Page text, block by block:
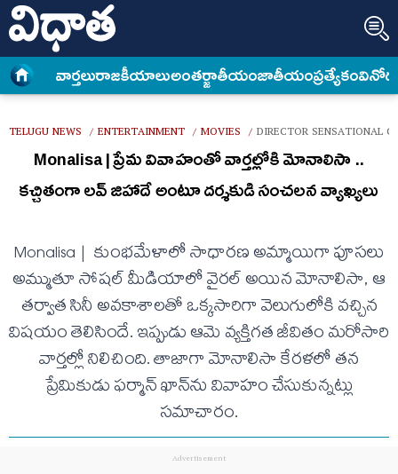
వార్త‌లురాజకీయాలుఅంత‌ర్జాతీయంజాతీయంప్రత్యేకం
TELUGU NEWS / ENTERTAINMENT / MOVIES / DIRECTOR SENSATIONAL
Monalisa | ప్రేమ వివాహంతో వార్తల్లోకి మోనాలిసా ..
కచ్చితంగా లవ్ జిహాదే అంటూ ద‌ర్శ‌కుడి సంచ‌ల‌న వ్యాఖ్య‌లు
Monalisa | కుంభమేళాలో సాధారణ అమ్మాయిగా పూసలు
అమ్ముతూ సోషల్ మీడియాలో వైరల్ అయిన మోనాలిసా, ఆ
తర్వాత సినీ అవకాశాలతో ఒక్కసారిగా వెలుగులోకి వచ్చిన
విషయం తెలిసిందే. ఇప్పుడు ఆమె వ్యక్తిగత జీవితం మరోసారి
వార్తల్లో నిలిచింది. తాజాగా మోనాలిసా కేరళలో తన
ప్రేమికుడు ఫర్మాన్ ఖాన్‌ను వివాహం చేసుకున్నట్లు
సమాచారం.